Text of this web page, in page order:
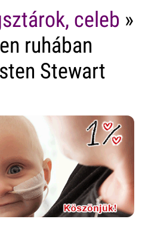
celeb »
ruhában
Stewart